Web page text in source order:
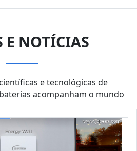
E NOTÍCIAS
e tecnológicas de
acompanham o mundo